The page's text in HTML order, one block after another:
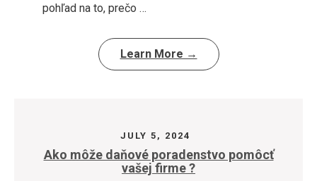
pohľad na to, prečo …
Learn More →
JULY 5, 2024
Ako môže daňové poradenstvo pomôcť
vašej firme ?